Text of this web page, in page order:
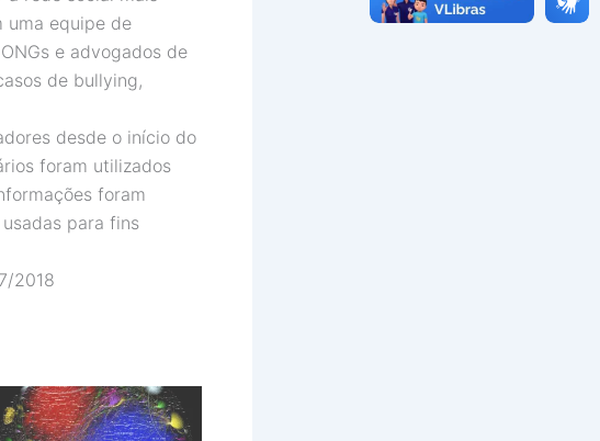
uma equipe de
e advogados de
de bullying,
desde o início do
foram utilizados
foram
para fins
2018